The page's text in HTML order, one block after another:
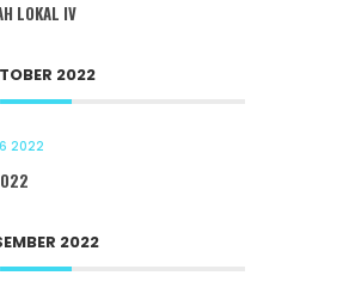
LOKAL IV
2022
2022
2022